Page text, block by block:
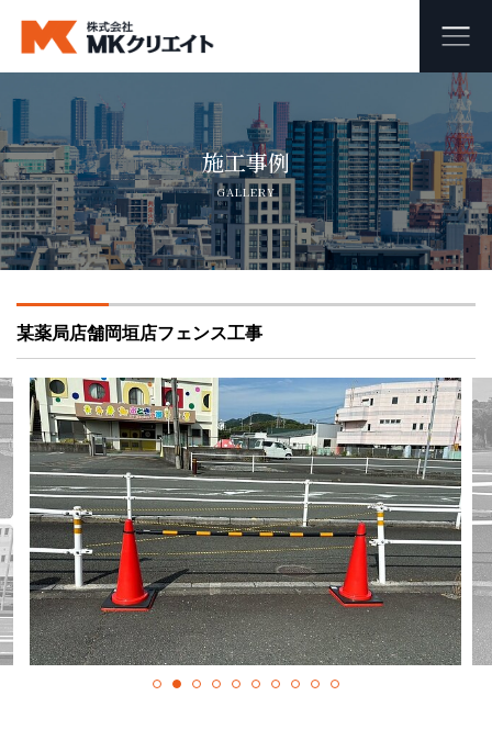
ホーム
MKクリエイトのワンストップ自社施工
ビル・マンション・商業施設の大規模修繕工事
外壁塗装・防水工事
オフィス・店舗の内装リフォーム・リノベーション
足場組み立て・解体工事
会社概要
採用情報
プライバシーポリシー
お問い合わせ
施工事例
GALLERY
某薬局店舗岡垣店フェンス工事